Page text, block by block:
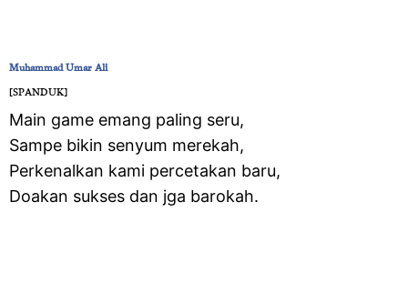
Muhammad Umar Ali
‎[SPANDUK]
Main game emang paling seru,
Sampe bikin senyum merekah,
Perkenalkan kami percetakan baru,
Doakan sukses dan jga barokah.